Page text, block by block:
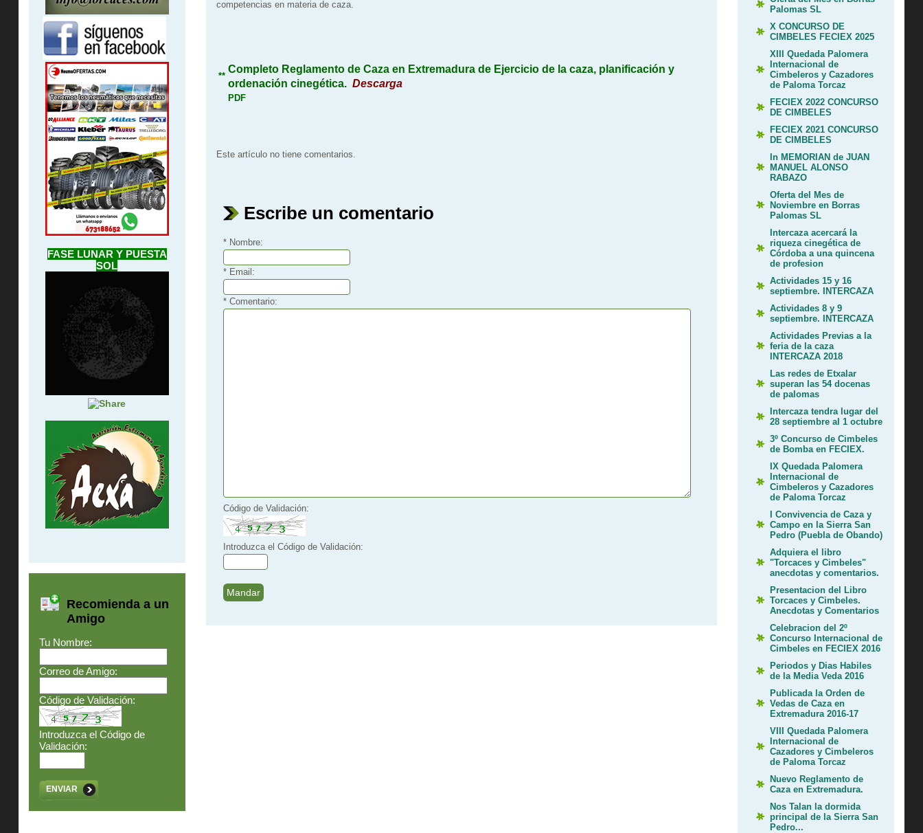
FASE LUNAR Y PUESTA
SOL
Recomienda a un
Amigo
Tu Nombre:
Correo de Amigo:
Código de Validación:
Introduzca el Código de
Validación:
ENVIAR
competencias en materia de caza.
**
Completo Reglamento de Caza en Extremadura de Ejercicio de la caza, planificación y
ordenación cinegética. Descarga
PDF
Este artículo no tiene comentarios.
Escribe un comentario
* Nombre:
* Email:
* Comentario:
Código de Validación:
Introduzca el Código de Validación:
Palomas SL
X CONCURSO DE
CIMBELES FECIEX 2025
XIII Quedada Palomera
Internacional de
Cimbeleros y Cazadores
de Paloma Torcaz
FECIEX 2022 CONCURSO
DE CIMBELES
FECIEX 2021 CONCURSO
DE CIMBELES
In MEMORIAN de JUAN
MANUEL ALONSO
RABAZO
Oferta del Mes de
Noviembre en Borras
Palomas SL
Intercaza acercará la
riqueza cinegética de
Córdoba a una quincena
de profesion
Actividades 15 y 16
septiembre. INTERCAZA
Actividades 8 y 9
septiembre. INTERCAZA
Actividades Previas a la
feria de la caza
INTERCAZA 2018
Las redes de Etxalar
superan las 54 docenas
de palomas
Intercaza tendra lugar del
28 septiembre al 1 octubre
3º Concurso de Cimbeles
de Bomba en FECIEX.
IX Quedada Palomera
Internacional de
Cimbeleros y Cazadores
de Paloma Torcaz
I Convivencia de Caza y
Campo en la Sierra San
Pedro (Puebla de Obando)
Adquiera el libro
"Torcaces y Cimbeles"
anecdotas y comentarios.
Presentacion del Libro
Torcaces y Cimbeles.
Anecdotas y Comentarios
Celebracion del 2º
Concurso Internacional de
Cimbeles en FECIEX 2016
Periodos y Dias Habiles
de la Media Veda 2016
Publicada la Orden de
Vedas de Caza en
Extremadura 2016-17
VIII Quedada Palomera
Internacional de
Cazadores y Cimbeleros
de Paloma Torcaz
Nuevo Reglamento de
Caza en Extremadura.
Nos Talan la dormida
principal de la Sierra San
Pedro...